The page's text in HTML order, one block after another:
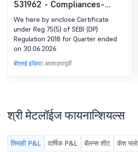
531962 - Compliances-
Certificate under Reg. SEBI
(DP) रेग्युलेशन्स, 2018 चे 74 (5)
We here by enclose Certificate
under Reg 75(5) of SEBI (DP)
Regulation 2018 for Quarter ended
on 30.06.2026
बीएसई इंडिया1 आठवड्यापूर्वी
श्री मेटलॉईज फायनान्शियल्स
तिमाही P&L वार्षिक P&L बॅलन्स शीट कॅश फ्लो